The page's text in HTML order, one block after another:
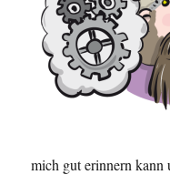
mich gut erinnern kann